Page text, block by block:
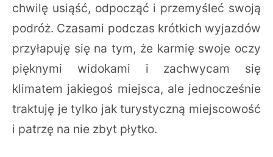
chwilę usiąść, odpocząć i przemyśleć swoją
podróż. Czasami podczas krótkich wyjazdów
przyłapuję się na tym, że karmię swoje oczy
pięknymi widokami i zachwycam się
klimatem jakiegoś miejsca, ale jednocześnie
traktuję je tylko jak turystyczną miejscowość
i patrzę na nie zbyt płytko.